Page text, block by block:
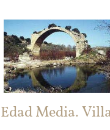
Edad Media.